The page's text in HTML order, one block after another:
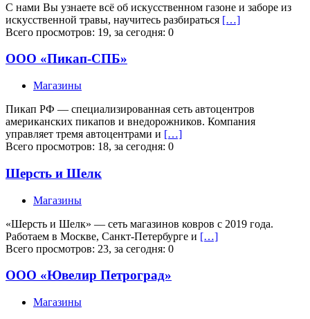
С нами Вы узнаете всё об искусственном газоне и заборе из
искусственной травы, научитесь разбираться […]
Всего просмотров: 19, за сегодня: 0
ООО «Пикап-СПБ»
Магазины
Пикап РФ — специализированная сеть автоцентров
американских пикапов и внедорожников. Компания
управляет тремя автоцентрами и […]
Всего просмотров: 18, за сегодня: 0
Шерсть и Шелк
Магазины
«Шерсть и Шелк» — сеть магазинов ковров с 2019 года.
Работаем в Москве, Санкт-Петербурге и […]
Всего просмотров: 23, за сегодня: 0
ООО «Ювелир Петроград»
Магазины